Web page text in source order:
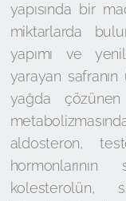
yapısında bir
miktarlarda
yapımı ve
yarayan safranın
yağda
aldosteron,
kolesterolün,